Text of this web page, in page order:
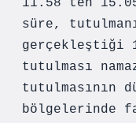
11.58’ten
süre,
gerçekleştiği
tutulması
tutulmasının
bölgelerinde